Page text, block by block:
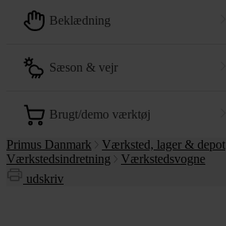
beklædning
sæson & vejr
brugt/demo værktøj
Primus Danmark
Værksted, lager & depot
Værkstedsindretning
Værkstedsvogne
udskriv